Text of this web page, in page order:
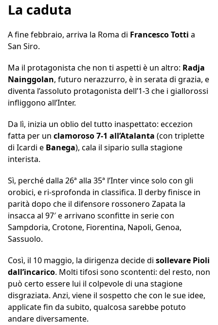
La caduta
A fine febbraio, arriva la Roma di Francesco Totti a
San Siro.
Ma il protagonista che non ti aspetti è un altro: Radja
Nainggolan, futuro nerazzurro, è in serata di grazia, e
diventa l’assoluto protagonista dell’1-3 che i giallorossi
infliggono all’Inter.
Da lì, inizia un oblio del tutto inaspettato: eccezion
fatta per un clamoroso 7-1 all’Atalanta (con triplette
di Icardi e Banega), cala il sipario sulla stagione
interista.
Sì, perché dalla 26ª alla 35ª l’Inter vince solo con gli
orobici, e ri-sprofonda in classifica. Il derby finisce in
parità dopo che il difensore rossonero Zapata la
insacca al 97′ e arrivano sconfitte in serie con
Sampdoria, Crotone, Fiorentina, Napoli, Genoa,
Sassuolo.
Così, il 10 maggio, la dirigenza decide di sollevare Pioli
dall’incarico. Molti tifosi sono scontenti: del resto, non
può certo essere lui il colpevole di una stagione
disgraziata. Anzi, viene il sospetto che con le sue idee,
applicate fin da subito, qualcosa sarebbe potuto
andare diversamente.